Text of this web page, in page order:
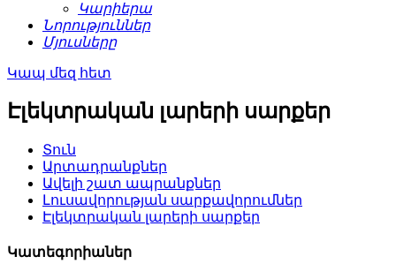
Կարիերա
Նորություններ
Մյուսները
Կապ մեզ հետ
Էլեկտրական լարերի սարքեր
Տուն
Արտադրանքներ
Ավելի շատ ապրանքներ
Լուսավորության սարքավորումներ
Էլեկտրական լարերի սարքեր
Կատեգորիաներ